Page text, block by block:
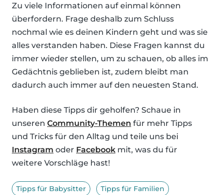
Zu viele Informationen auf einmal können
überfordern. Frage deshalb zum Schluss
nochmal wie es deinen Kindern geht und was sie
alles verstanden haben. Diese Fragen kannst du
immer wieder stellen, um zu schauen, ob alles im
Gedächtnis geblieben ist, zudem bleibt man
dadurch auch immer auf den neuesten Stand.
Haben diese Tipps dir geholfen? Schaue in
unseren Community-Themen für mehr Tipps
und Tricks für den Alltag und teile uns bei
Instagram oder Facebook mit, was du für
weitere Vorschläge hast!
Tipps für Babysitter Tipps für Familien